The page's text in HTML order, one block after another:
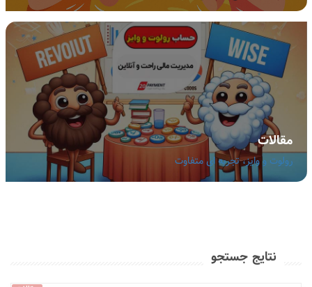
مقالات
رولوت و وایز، تجربه ای متفاوت
نتایج جستجو